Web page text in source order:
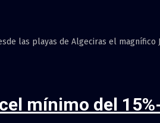
las playas de Algeciras el magnífico
mínimo del